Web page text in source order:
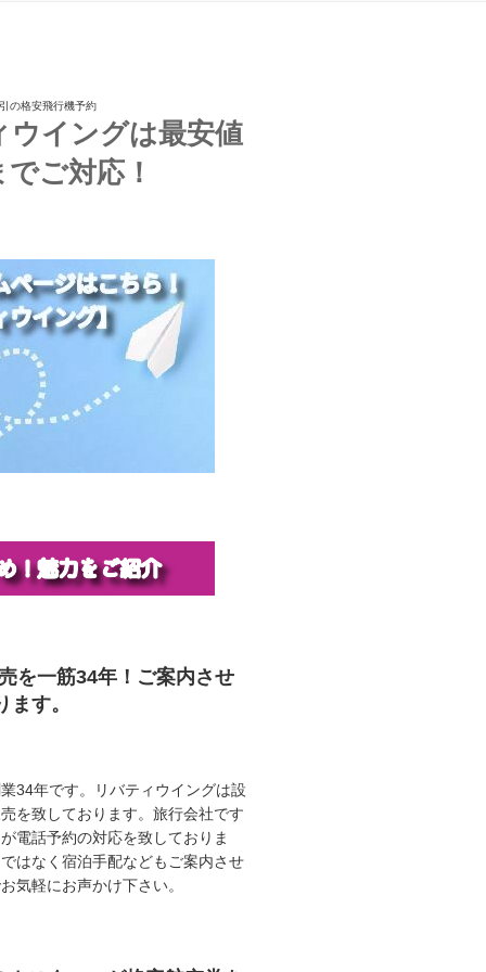
の格安飛行機予約
ウイングは最安値
ご対応！
を一筋34年！ご案内させ
す。
34年です。リバティウイングは設
を致しております。旅行会社です
電話予約の対応を致しておりま
はなく宿泊手配などもご案内させ
気軽にお声かけ下さい。